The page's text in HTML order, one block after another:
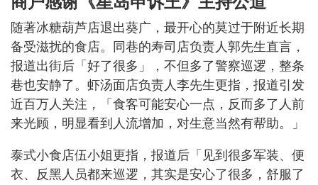
随著冰糖葫芦店退出葵广，最开心的莫过于附近长期
备受滋扰的食店。同巷的寿司店负责人郭先生直言，
报道出街后「好了很多」，不但多了警察巡逻，整条
巷也安静了。虾汤面店负责人李先生更指，报道引发
近百万人关注，「食客可能安心一点，反而多了人前
来光顾，明显看到人流增加，对生意当然有帮助。」
泰式小食店伍小姐更指，报道后「见到很多军装、便
衣、反黑人员都来巡逻，其实是安心了很多，舒服了